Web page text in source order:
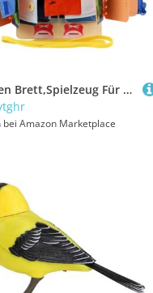
Schnallen Brett,Spielzeug Für Grundlegende Lebenskompetenzen | Tragbares Holzspielzeug Ab 3 Jahre Für Zuhause Kindergarten Auto Reise Feinmotorik
bei Amazon Marketplace